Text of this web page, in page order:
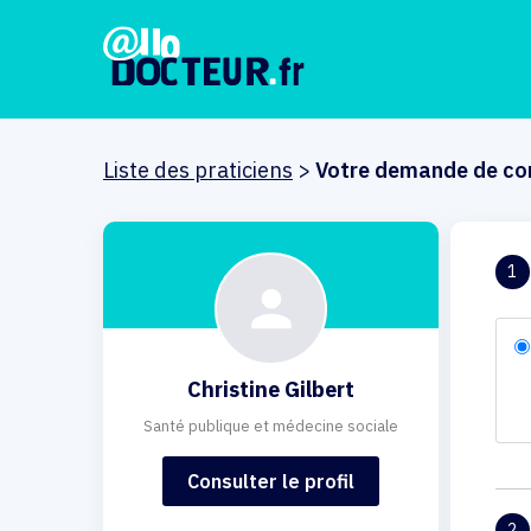
Liste des praticiens > Votre demande de
Christine Gilbert
Santé publique et médecine sociale
Consulter le profil
1